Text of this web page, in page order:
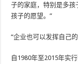
子的家庭，特别是多
孩子的愿望。”
“企业也可以发挥自己
自1980年至2015年实